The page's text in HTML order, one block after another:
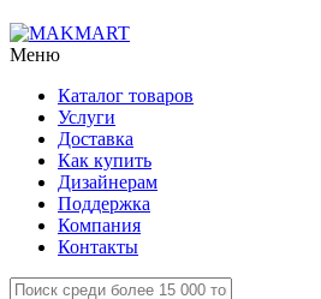
Меню
Каталог товаров
Услуги
Доставка
Как купить
Дизайнерам
Поддержка
Компания
Контакты